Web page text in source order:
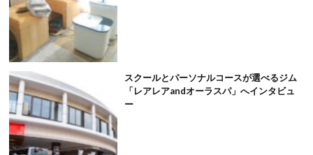
スクールとパーソナルコースが選べるジム
「レアレアandオーラスパ」へインタビュ
ー